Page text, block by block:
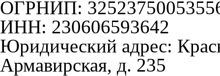
ОГРНИП:
ИНН: 230606593642
Юридический адрес:
Армавирская, д. 235